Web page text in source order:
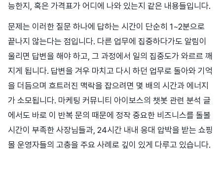
능한지, 혹은 가격표가 어디에 나와 있는지 같은 내용들입니다.
문제는 이러한 질문 하나에 답하는 시간이 단순히 1~2분으로
끝나지 않는다는 점입니다. 다른 업무에 집중하다가도 알림이
울리면 답변을 해야 하고, 그 과정에서 일의 집중도가 와르르 깨
지게 됩니다. 답변을 겨우 마치고 다시 하던 업무로 돌아와 기억
을 더듬으며 흐트러진 맥락을 잡으려면 몇 배의 시간과 에너지
가 소모됩니다. 마케팅 커뮤니티 아이보스의 챗봇 관련 분석 글
에서도 바로 이 반복 문의 때문에 정작 중요한 비즈니스를 돌볼
시간이 부족한 사장님들과, 24시간 내내 응대 압박을 받는 쇼핑
몰 운영자들의 고충을 주요 사례로 깊이 있게 다루고 있습니다.